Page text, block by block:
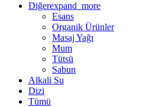
Diğerexpand_more
Esans
Organik Ürünler
Masaj Yağı
Mum
Tütsü
Sabun
Alkali Su
Dizi
Tümü